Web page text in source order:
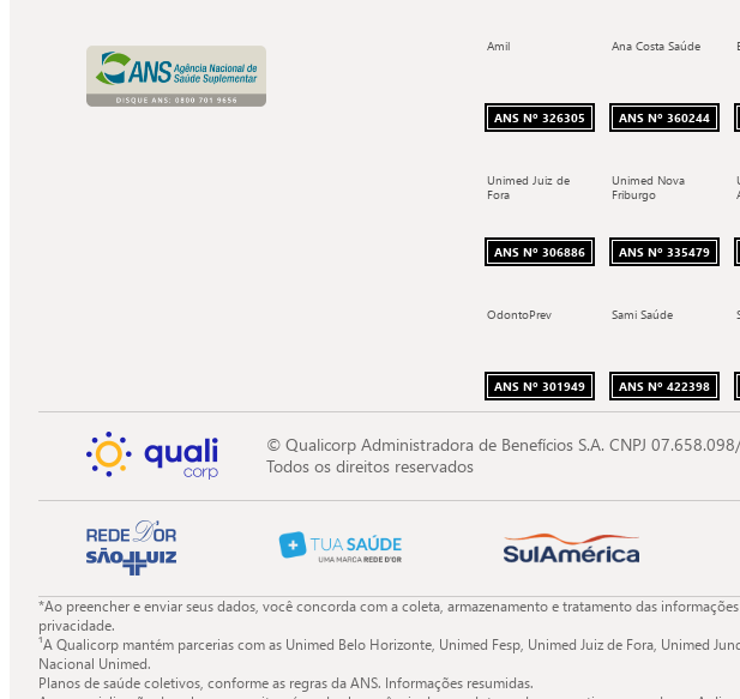
Amil
ANS Nº 326305
Ana Costa Saúde
ANS Nº 360244
Unimed Juiz de
Fora
ANS Nº 306886
Unimed Nova
Friburgo
ANS Nº 335479
OdontoPrev
ANS Nº 301949
Sami Saúde
ANS Nº 422398
© Qualicorp Administradora de Benefícios S.A. CNPJ
Todos os direitos reservados
*Ao preencher e enviar seus dados, você concorda com a coleta, armazenamento e tratamento das
privacidade.
¹A Qualicorp mantém parcerias com as Unimed Belo Horizonte, Unimed Fesp, Unimed Juiz de Fora, Unimed
Nacional Unimed.
Planos de saúde coletivos, conforme as regras da ANS. Informações resumidas.